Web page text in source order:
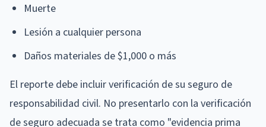
Muerte
Lesión a cualquier persona
Daños materiales de $1,000 o más
El reporte debe incluir verificación de su seguro de
responsabilidad civil. No presentarlo con la verificación
de seguro adecuada se trata como "evidencia prima